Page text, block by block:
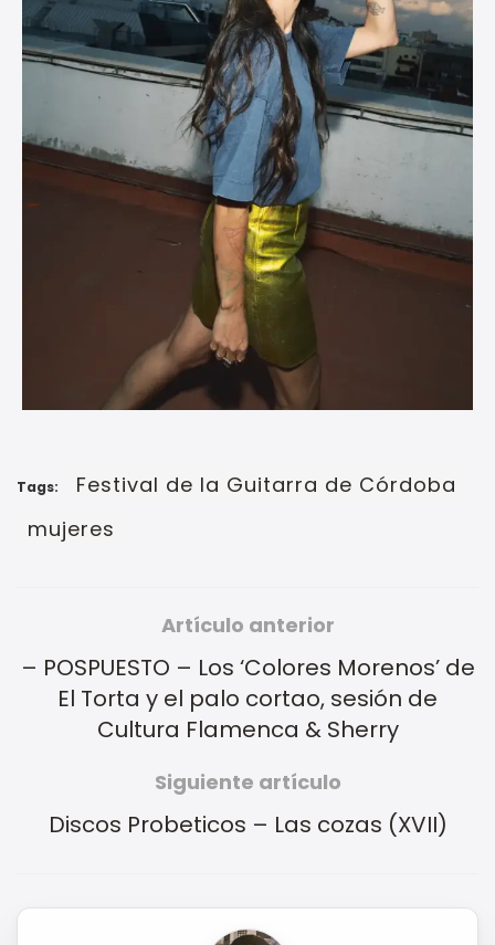
Tags:
Festival de la Guitarra de Córdoba
mujeres
Artículo anterior
– POSPUESTO – Los ‘Colores Morenos’ de
El Torta y el palo cortao, sesión de
Cultura Flamenca & Sherry
Siguiente artículo
Discos Probeticos – Las cozas (XVII)